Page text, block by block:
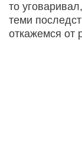
то
теми
откажемся от